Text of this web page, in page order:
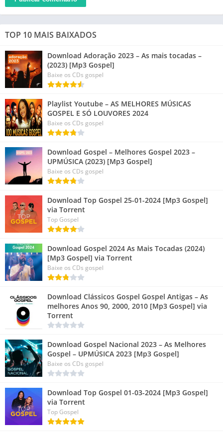
TOP 10 MAIS BAIXADOS
Download Adoração 2023 – As mais tocadas –
(2023) [Mp3 Gospel]
Baixe os CDs gospel
Playlist Youtube – AS MELHORES MÚSICAS
GOSPEL E SÓ LOUVORES 2024
Baixe os CDs gospel
Download Gospel – Melhores Gospel 2023 –
UPMÚSICA (2023) [Mp3 Gospel]
Baixe os CDs gospel
Download Top Gospel 25-01-2024 [Mp3 Gospel]
via Torrent
Top Gospel
Download Gospel 2024 As Mais Tocadas (2024)
[Mp3 Gospel] via Torrent
Baixe os CDs gospel
Download Clássicos Gospel Gospel Antigas – As
melhores Anos 90, 2000, 2010 [Mp3 Gospel] via
Torrent
Download Gospel Nacional 2023 – As Melhores
Gospel – UPMÚSICA 2023 [Mp3 Gospel]
Baixe os CDs gospel
Download Top Gospel 01-03-2024 [Mp3 Gospel]
via Torrent
Top Gospel